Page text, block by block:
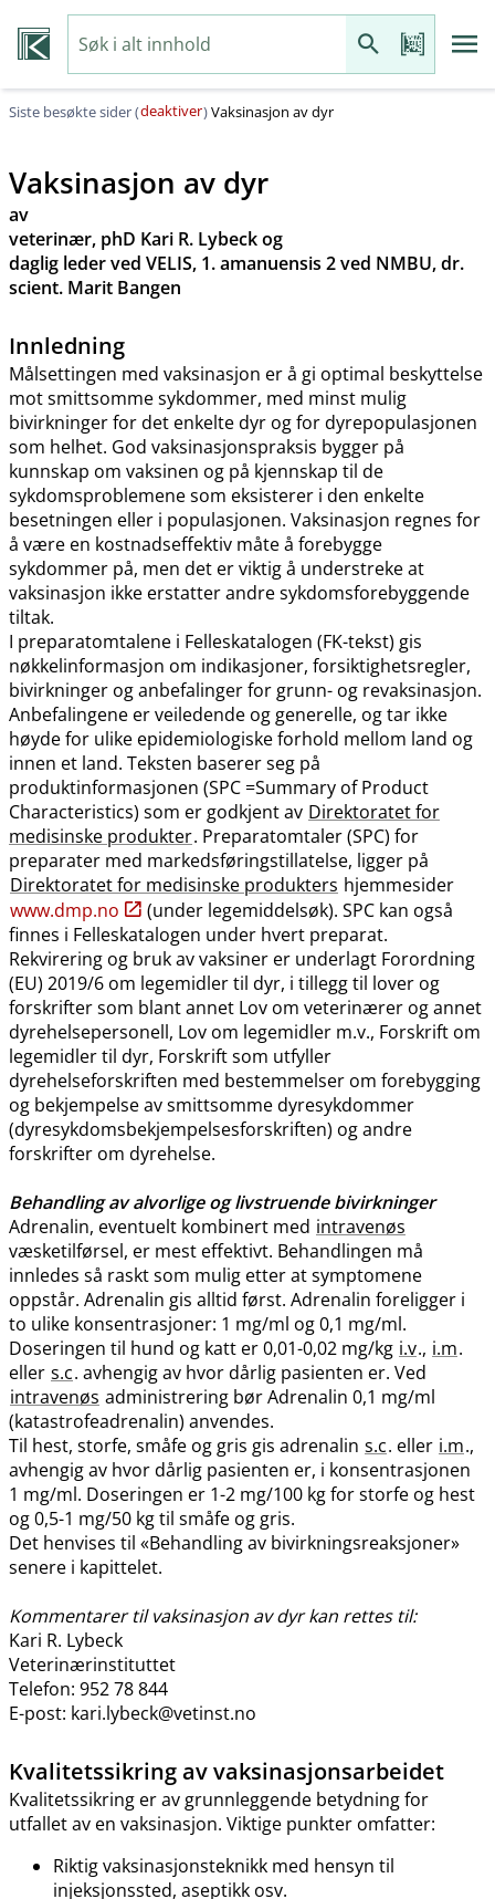
Siste besøkte sider (deaktiver)Vaksinasjon av dyr
Vaksinasjon av dyr
av
veterinær, phD Kari R. Lybeck og
daglig leder ved VELIS, 1. amanuensis 2 ved NMBU, dr.
scient. Marit Bangen
Innledning
Målsettingen med vaksinasjon er å gi optimal beskyttelse
mot smittsomme sykdommer, med minst mulig
bivirkninger for det enkelte dyr og for dyrepopulasjonen
som helhet. God vaksinasjonspraksis bygger på
kunnskap om vaksinen og på kjennskap til de
sykdomsproblemene som eksisterer i den enkelte
besetningen eller i populasjonen. Vaksinasjon regnes for
å være en kostnadseffektiv måte å forebygge
sykdommer på, men det er viktig å understreke at
vaksinasjon ikke erstatter andre sykdomsforebyggende
tiltak.
I preparatomtalene i Felleskatalogen (FK-tekst) gis
nøkkelinformasjon om indikasjoner, forsiktighetsregler,
bivirkninger og anbefalinger for grunn- og revaksinasjon.
Anbefalingene er veiledende og generelle, og tar ikke
høyde for ulike epidemiologiske forhold mellom land og
innen et land. Teksten baserer seg på
produktinformasjonen (SPC =Summary of Product
Characteristics) som er godkjent av Direktoratet for
medisinske produkter. Preparatomtaler (SPC) for
preparater med markedsføringstillatelse, ligger på
Direktoratet for medisinske produkters hjemmesider
www.dmp.no
(under legemiddelsøk). SPC kan også
finnes i Felleskatalogen under hvert preparat.
Rekvirering og bruk av vaksiner er underlagt Forordning
(EU) 2019/6 om legemidler til dyr, i tillegg til lover og
forskrifter som blant annet Lov om veterinærer og annet
dyrehelsepersonell, Lov om legemidler m.v., Forskrift om
legemidler til dyr, Forskrift som utfyller
dyrehelseforskriften med bestemmelser om forebygging
og bekjempelse av smittsomme dyresykdommer
(dyresykdomsbekjempelsesforskriften) og andre
forskrifter om dyrehelse.
Behandling av alvorlige og livstruende bivirkninger
Adrenalin, eventuelt kombinert med intravenøs
væsketilførsel, er mest effektivt. Behandlingen må
innledes så raskt som mulig etter at symptomene
oppstår. Adrenalin gis alltid først. Adrenalin foreligger i
to ulike konsentrasjoner: 1 mg/ml og 0,1 mg​/​ml.
Doseringen til hund og katt er 0,01-0,02 mg/kg i.v., i.m.
eller s.c. avhengig av hvor dårlig pasienten er. Ved
intravenøs administrering bør Adrenalin 0,1 mg/ml
(katastrofeadrenalin) anvendes.
Til hest, storfe, småfe og gris gis adrenalin s.c. eller i.m.,
avhengig av hvor dårlig pasienten er, i konsentrasjonen
1 mg​/​ml. Doseringen er 1-2 mg/100 kg for storfe og hest
og 0,5-1 mg/50 kg til småfe og gris.
Det henvises til «Behandling av bivirkningsreaksjoner»
senere i kapittelet.
Kommentarer til vaksinasjon av dyr kan rettes til:
Kari R. Lybeck
Veterinærinstituttet
Telefon: 952 78 844
E-post: kari.lybeck@vetinst.no
Kvalitetssikring av vaksinasjonsarbeidet
Kvalitetssikring er av grunnleggende betydning for
utfallet av en vaksinasjon. Viktige punkter omfatter:
Riktig vaksinasjonsteknikk med hensyn til
injeksjonssted, aseptikk osv.